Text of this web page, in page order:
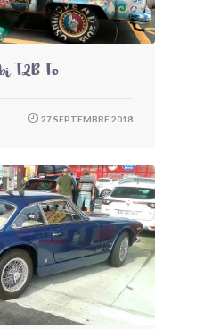
T2B To
27 SEPTEMBRE 2018